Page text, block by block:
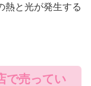
熱と光が発生する
で売ってい